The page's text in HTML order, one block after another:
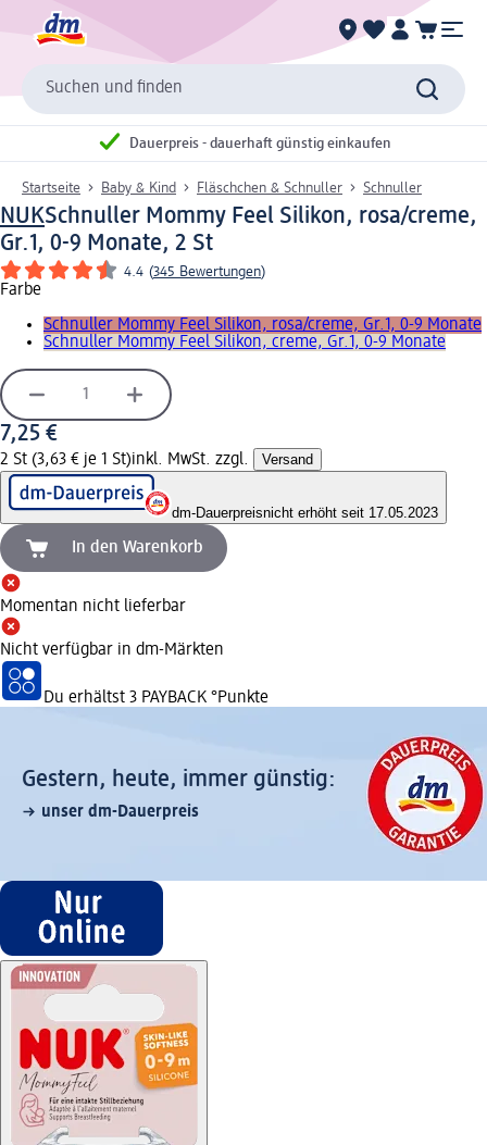
Suchen und finden
Dauerpreis - dauerhaft günstig einkaufen
Startseite Baby & Kind Fläschchen & Schnuller Schnuller
NUKSchnuller Mommy Feel Silikon, rosa/creme,
Gr.1, 0-9 Monate, 2 St
4.4 (345 Bewertungen)
Farbe
Schnuller Mommy Feel Silikon, rosa/creme, Gr.1, 0-9 Monate
Schnuller Mommy Feel Silikon, creme, Gr.1, 0-9 Monate
7,25 €
2 St (3,63 € je 1 St)inkl. MwSt. zzgl. Versand
dm-Dauerpreisnicht erhöht seit 17.05.2023
In den Warenkorb
Momentan nicht lieferbar
Nicht verfügbar in dm-Märkten
Du erhältst 3 PAYBACK °Punkte
Gestern, heute, immer günstig:
unser dm-Dauerpreis